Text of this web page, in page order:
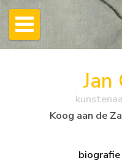
Jan
Koog aan de
biografie